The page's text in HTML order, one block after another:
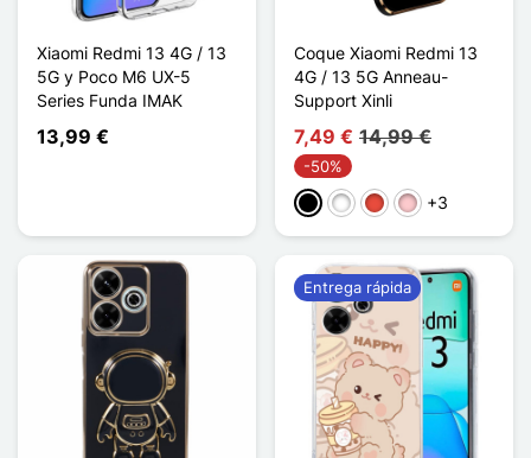
Xiaomi Redmi 13 4G / 13
5G y Poco M6 UX-5
Series Funda IMAK
13,99 €
Coque Xiaomi Redmi 13
4G / 13 5G Anneau-
Support Xinli
7,49 € 14,99 €
-50%
NegroBlancoRojoRosa+3
Entrega rápida